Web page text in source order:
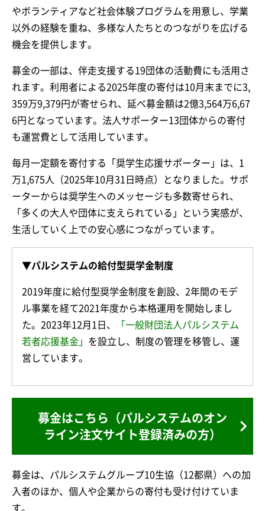
やボランティアなど社会体験プログラムを用意し、学業
以外の経験を重ね、多様な人たちとのつながりを広げる
機会を提供します。
募金の一部は、伴走支援する19団体の活動費にも活用さ
れます。利用者による2025年度の寄付は10月末までに3,
359万9,379円が寄せられ、延べ募金額は2億3,564万6,67
6円となっています。法人サポーター13団体からの寄付
も運営費として活用しています。
毎月一定額を寄付する「奨学生応援サポーター」は、1
万1,675人（2025年10月31日時点）となりました。サポ
ーターからは奨学生へのメッセージも多数寄せられ、
「多くの大人や団体に支えられている」という実感が、
生活していく上での安心感につながっています。
▼パルシステムの給付型奨学金制度
2019年度に給付型奨学金制度を創設、2年間のモデ
ル事業を経て2021年度から本格運用を開始しまし
た。2023年12月1日、
「一般財団法人パルシステム
若者応援基金」 を設立し、制度の管理を移管し、運
営しています。
募金はこちら（パルシステムのオン
ライン注文サイト登録済みの方）
募金は、パルシステムグループ10生協（12都県）への加
入者のほか、個人や企業からの寄付も受け付けていま
す。